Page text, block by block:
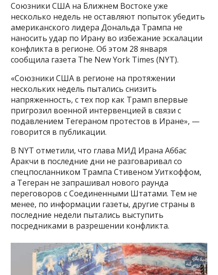
Союзники США на Ближнем Востоке уже
несколько недель не оставляют попыток убедить
американского лидера Дональда Трампа не
наносить удар по Ирану во избежание эскалации
конфликта в регионе. Об этом 28 января
сообщила газета The New York Times (NYT).
«Союзники США в регионе на протяжении
нескольких недель пытались снизить
напряженность, с тех пор как Трамп впервые
пригрозил военной интервенцией в связи с
подавлением Тегераном протестов в Иране», —
говорится в публикации.
В NYT отметили, что глава МИД Ирана Аббас
Аракчи в последние дни не разговаривал со
спецпосланником Трампа Стивеном Уиткоффом,
а Тегеран не запрашивал нового раунда
переговоров с Соединенными Штатами. Тем не
менее, по информации газеты, другие страны в
последние недели пытались выступить
посредниками в разрешении конфликта.